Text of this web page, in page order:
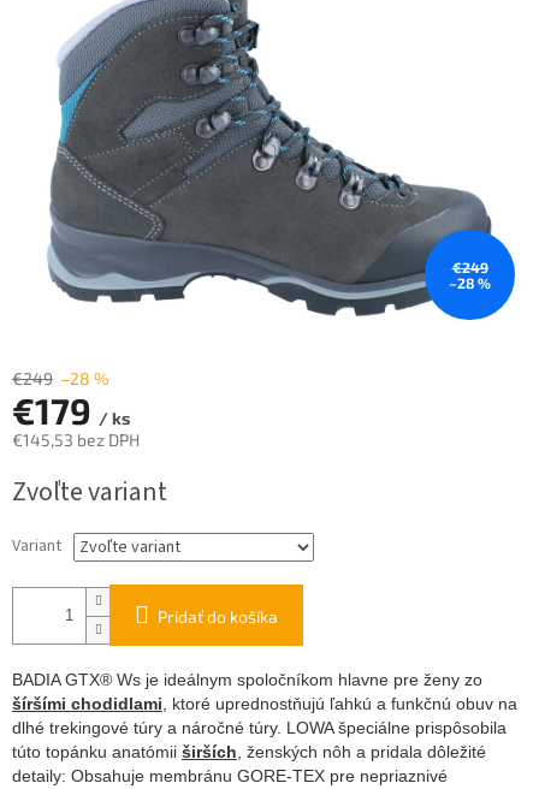
z
5
hviezdičiek.
€249
–28 %
€249 –28 %
€179 / ks
€145,53 bez DPH
cena:
Zvoľte variant
Variant
Pridať do košíka
BADIA GTX® Ws je ideálnym spoločníkom hlavne pre ženy zo
šíršími chodidlami, ktoré uprednostňujú ľahkú a funkčnú obuv na
dlhé trekingové túry a náročné túry. LOWA špeciálne prispôsobila
túto topánku anatómii širších, ženských nôh a pridala dôležité
detaily: Obsahuje membránu GORE-TEX pre nepriaznivé